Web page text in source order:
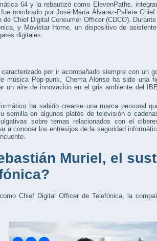
64 y la rebautizó como ElevenPaths,
nombrado por José María Álvarez-Pallete
de Chief Digital Consumer Officer (CDCO).
y Movistar Home, un dispositivo de
digitales.
por ir acompañado siempre con un
música Pop-punk, Chema Alonso ha sido una
un aire de innovación en el gris ambiente del
ha sabido crearse una marca personal
semilla en algunos platós de televisión o
sobre temas relacionados con el
a conocer los entresijos de la seguridad
Muriel, el
Chief Digital Officer de Telefónica, la